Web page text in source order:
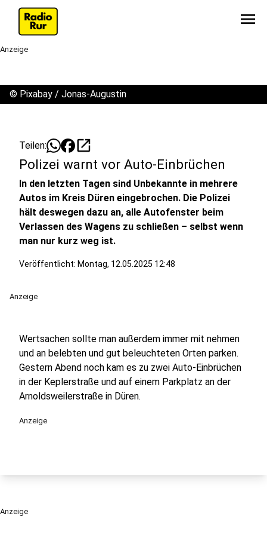
menu
Anzeige
© Pixabay / Jonas-Augustin
Teilen: open_in_new
Polizei warnt vor Auto-Einbrüchen
In den letzten Tagen sind Unbekannte in mehrere
Autos im Kreis Düren eingebrochen. Die Polizei
hält deswegen dazu an, alle Autofenster beim
Verlassen des Wagens zu schließen – selbst wenn
man nur kurz weg ist.
Veröffentlicht: Montag, 12.05.2025 12:48
Anzeige
Wertsachen sollte man außerdem immer mit nehmen
und an belebten und gut beleuchteten Orten parken.
Gestern Abend noch kam es zu zwei Auto-Einbrüchen
in der Keplerstraße und auf einem Parkplatz an der
Arnoldsweilerstraße in Düren.
Anzeige
Anzeige